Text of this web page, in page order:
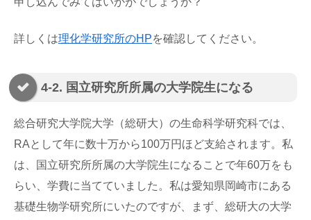
詳しくは理化学研究所のHPを確認してください。
4-2. 国立研究所所属の大学院生になる
総合研究大学院大学（総研大）の生命科学研究科では、
RAとして年に数十万から100万円ほど支給されます。私
は、国立研究所所属の大学院生になることで年60万をも
らい、学費に当てていました。私は愛知県岡崎市にある
基礎生物学研究所にいたのですが、まず、総研大の大学